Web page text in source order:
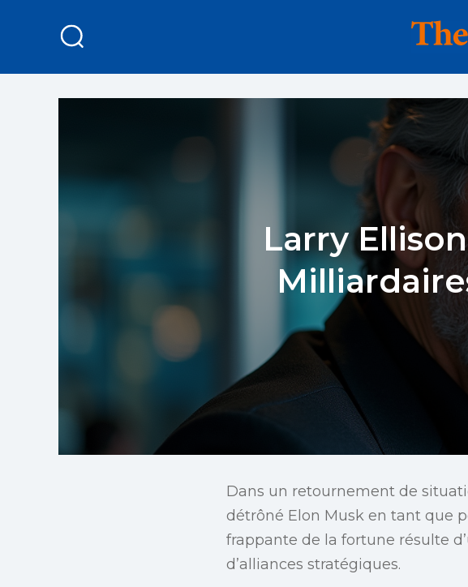
Larry
Dans un retournement de
détrôné Elon Musk en tant que
frappante de la fortune résulte
d’alliances stratégiques.